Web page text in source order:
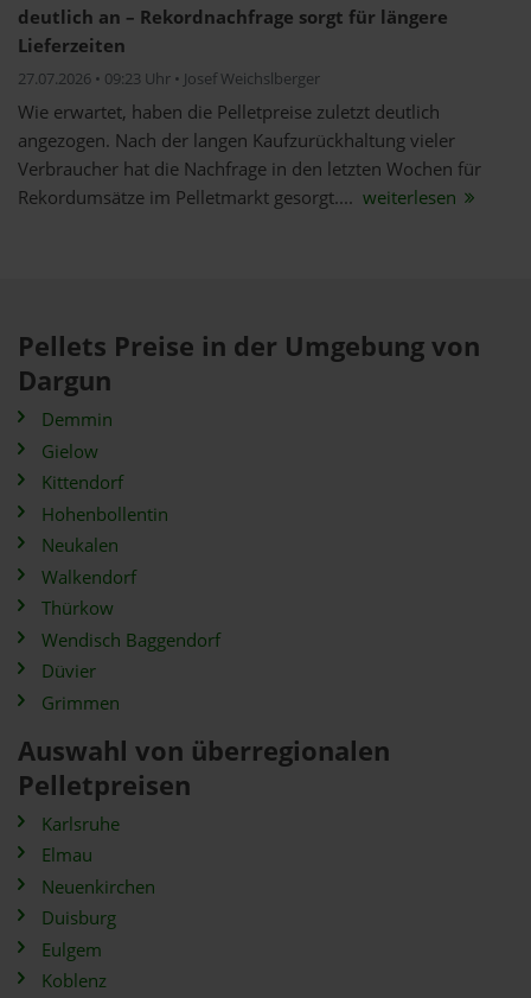
deutlich an – Rekordnachfrage sorgt für längere
Lieferzeiten
27.07.2026 • 09:23 Uhr • Josef Weichslberger
Wie erwartet, haben die Pelletpreise zuletzt deutlich
angezogen. Nach der langen Kaufzurückhaltung vieler
Verbraucher hat die Nachfrage in den letzten Wochen für
Rekordumsätze im Pelletmarkt gesorgt.... weiterlesen
Pellets Preise in der Umgebung von
Dargun
Demmin
Gielow
Kittendorf
Hohenbollentin
Neukalen
Walkendorf
Thürkow
Wendisch Baggendorf
Düvier
Grimmen
Auswahl von überregionalen
Pelletpreisen
Karlsruhe
Elmau
Neuenkirchen
Duisburg
Eulgem
Koblenz